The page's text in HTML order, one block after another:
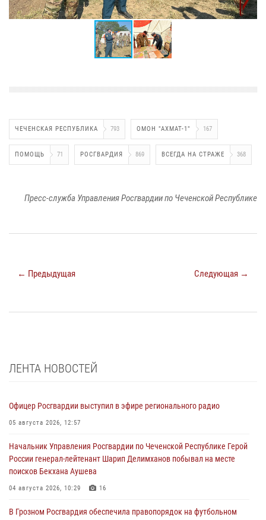
ЧЕЧЕНСКАЯ РЕСПУБЛИКА 793 ОМОН "АХМАТ-1" 167
ПОМОЩЬ 71 РОСГВАРДИЯ 869 ВСЕГДА НА СТРАЖЕ 368
Пресс-служба Управления Росгвардии по Чеченской Республике
← Предыдущая Следующая →
ЛЕНТА НОВОСТЕЙ
Офицер Росгвардии выступил в эфире регионального радио
05 августа 2026, 12:57
Начальник Управления Росгвардии по Чеченской Республике Герой
России генерал-лейтенант Шарип Делимханов побывал на месте
поисков Бекхана Аушева
04 августа 2026, 10:29 16
В Грозном Росгвардия обеспечила правопорядок на футбольном